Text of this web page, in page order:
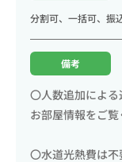
分割可、一括可、振
備考
〇人数追加によ
お部屋情報をご
〇水道光熱費は